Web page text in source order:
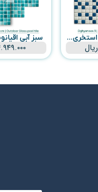
ریال
سبز آبی